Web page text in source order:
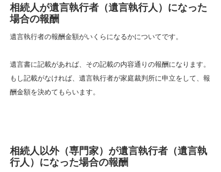
相続人が遺言執行者（遺言執行人）になった
場合の報酬
遺言執行者の報酬金額がいくらになるかについてです。
遺言書に記載があれば、その記載の内容通りの報酬になります。
もし記載がなければ、遺言執行者が家庭裁判所に申立をして、報
酬金額を決めてもらいます。
相続人以外（専門家）が遺言執行者（遺言執
行人）になった場合の報酬